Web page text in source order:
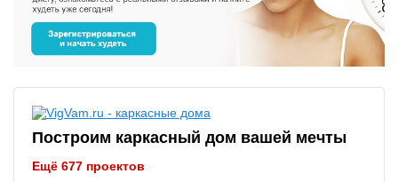
Построим каркасный дом вашей мечты
Ещё 677 проектов